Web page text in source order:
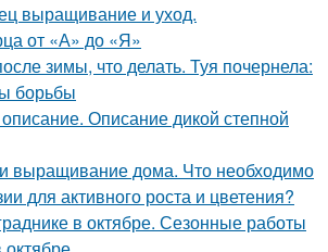
выращивание и уход.
от «А» до «Я»
зимы, что делать. Туя почернела:
борьбы
Описание дикой степной
и выращивание дома. Что необходимо
для активного роста и цветения?
в октябре. Сезонные работы